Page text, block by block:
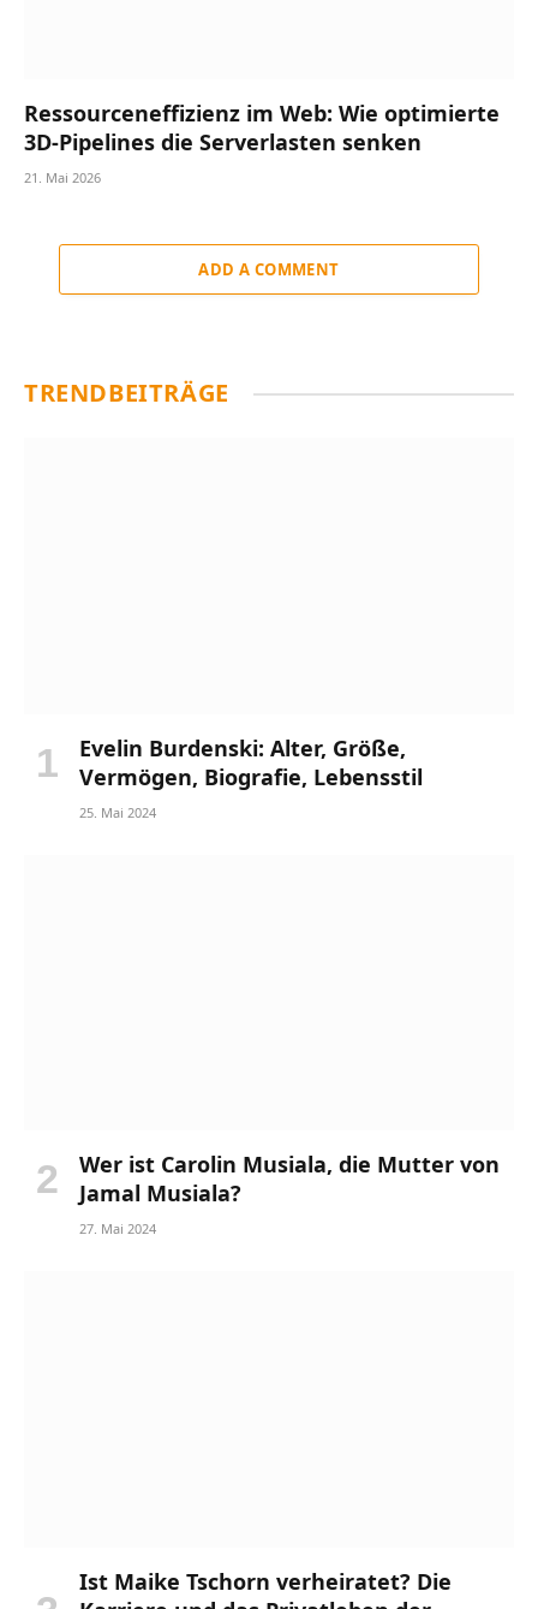
Ressourceneffizienz im Web: Wie optimierte
3D-Pipelines die Serverlasten senken
21. Mai 2026
ADD A COMMENT
TRENDBEITRÄGE
Evelin Burdenski: Alter, Größe,
Vermögen, Biografie, Lebensstil
25. Mai 2024
Wer ist Carolin Musiala, die Mutter von
Jamal Musiala?
27. Mai 2024
Ist Maike Tschorn verheiratet? Die